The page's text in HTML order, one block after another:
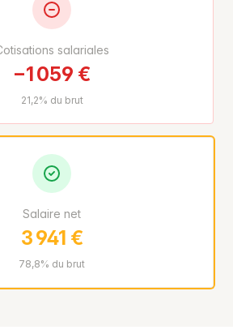
salariales
−1 059 €
21,2% du brut
Salaire net
3 941 €
78,8% du brut